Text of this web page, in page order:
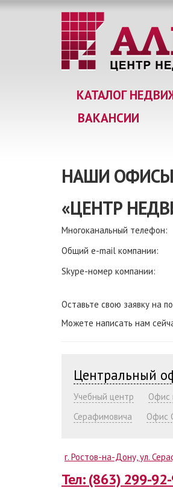
КАТАЛОГ
ВАКАНСИИ
НАШИ
«ЦЕНТР
Многоканальный телефон:
Общий e-mail компании:
Skype-номер компании:
Оставьте свою заявку на
Можете написать нам
Центральный
Учебный центр
Офис
Серафимовича
Офис
г. Ростов-на-Дону, ул.
Тел: (863) 299-